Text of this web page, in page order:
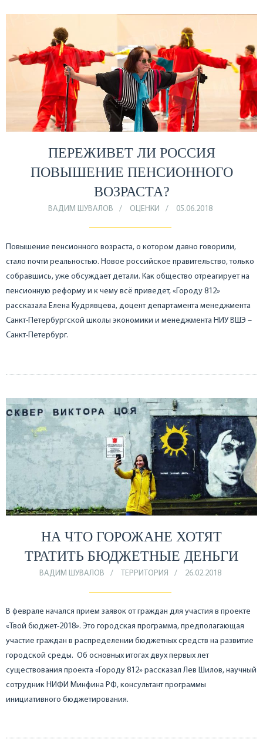
ПЕРЕЖИВЕТ ЛИ РОССИЯ
ПОВЫШЕНИЕ ПЕНСИОННОГО
ВОЗРАСТА?
ВАДИМ ШУВАЛОВ ОЦЕНКИ 05.06.2018
Повышение пенсионного возраста, о котором давно говорили,
стало почти реальностью. Новое российское правительство, только
собравшись, уже обсуждает детали. Как общество отреагирует на
пенсионную реформу и к чему всё приведет, «Городу 812»
рассказала Елена Кудрявцева, доцент департамента менеджмента
Санкт-Петербургской школы экономики и менеджмента НИУ ВШЭ –
Санкт-Петербург.
НА ЧТО ГОРОЖАНЕ ХОТЯТ
ТРАТИТЬ БЮДЖЕТНЫЕ ДЕНЬГИ
ВАДИМ ШУВАЛОВ ТЕРРИТОРИЯ 26.02.2018
В феврале начался прием заявок от граждан для участия в проекте
«Твой бюджет-2018». Это городская программа, предполагающая
участие граждан в распределении бюджетных средств на развитие
городской среды. Об основных итогах двух первых лет
существования проекта «Городу 812» рассказал Лев Шилов, научный
сотрудник НИФИ Минфина РФ, консультант программы
инициативного бюджетирования.